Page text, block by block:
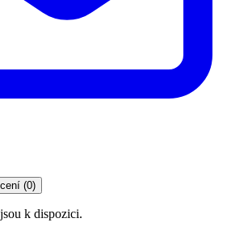
(0)
k dispozici.